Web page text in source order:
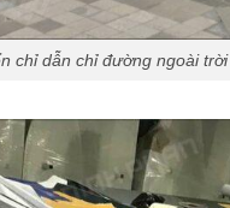
chỉ dẫn chỉ đường ngoài trời